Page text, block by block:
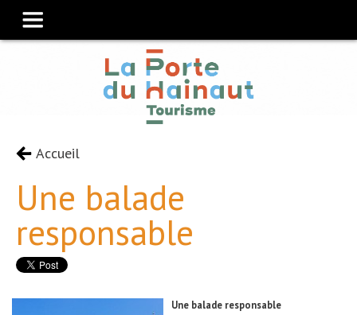
Accueil
Une balade
responsable
Une balade responsable